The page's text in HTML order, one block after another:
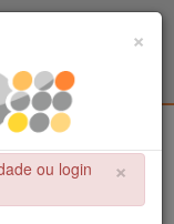
×
×
×
ou login